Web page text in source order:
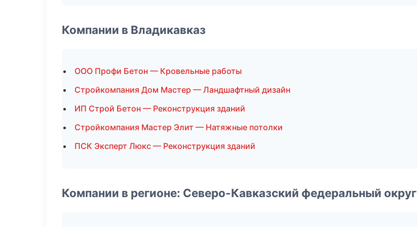
Компании в Владикавказ
ООО Профи Бетон — Кровельные работы
Стройкомпания Дом Мастер — Ландшафтный дизайн
ИП Строй Бетон — Реконструкция зданий
Стройкомпания Мастер Элит — Натяжные потолки
ПСК Эксперт Люкс — Реконструкция зданий
Компании в регионе: Северо-Кавказский федеральный округ